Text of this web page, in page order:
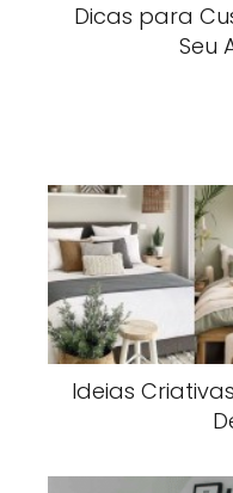
Dicas para
Seu
Ideias